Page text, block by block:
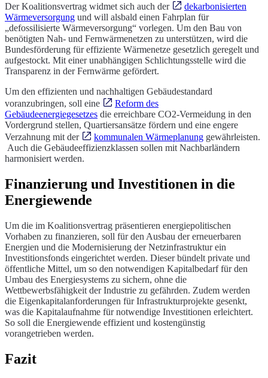
Der Koalitionsvertrag widmet sich auch der
dekarbonisierten
Wärmeversorgung und will alsbald einen Fahrplan für
„defossilisierte Wärmeversorgung“ vorlegen. Um den Bau von
benötigten Nah- und Fernwärmenetzen zu unterstützen, wird die
Bundesförderung für effiziente Wärmenetze gesetzlich geregelt und
aufgestockt. Mit einer unabhängigen Schlichtungsstelle wird die
Transparenz in der Fernwärme gefördert.
Um den effizienten und nachhaltigen Gebäudestandard
voranzubringen, soll eine
Reform des
Gebäudeenergiegesetzes die erreichbare CO2-Vermeidung in den
Vordergrund stellen, Quartiersansätze fördern und eine engere
Verzahnung mit der
kommunalen Wärmeplanung gewährleisten.
Auch die Gebäudeeffizienzklassen sollen mit Nachbarländern
harmonisiert werden.
Finanzierung und Investitionen in die
Energiewende
Um die im Koalitionsvertrag präsentieren energiepolitischen
Vorhaben zu finanzieren, soll für den Ausbau der erneuerbaren
Energien und die Modernisierung der Netzinfrastruktur ein
Investitionsfonds eingerichtet werden. Dieser bündelt private und
öffentliche Mittel, um so den notwendigen Kapitalbedarf für den
Umbau des Energiesystems zu sichern, ohne die
Wettbewerbsfähigkeit der Industrie zu gefährden. Zudem werden
die Eigenkapitalanforderungen für Infrastrukturprojekte gesenkt,
was die Kapitalaufnahme für notwendige Investitionen erleichtert.
So soll die Energiewende effizient und kostengünstig
vorangetrieben werden.
Fazit